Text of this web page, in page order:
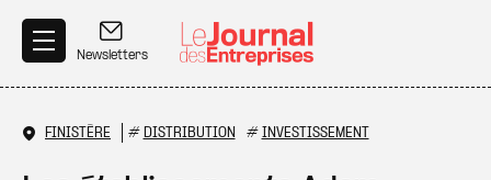
Newsletters
FINISTÈRE # DISTRIBUTION # INVESTISSEMENT